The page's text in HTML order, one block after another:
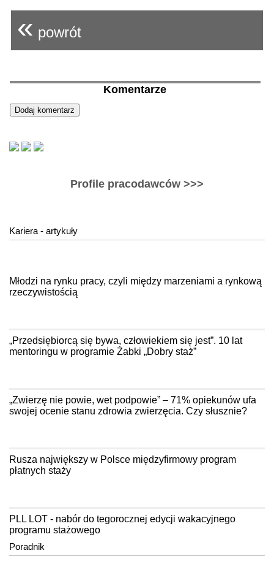
« powrót
Komentarze
Profile pracodawców >>>
Kariera - artykuły
Młodzi na rynku pracy, czyli między marzeniami a rynkową
rzeczywistością
„Przedsiębiorcą się bywa, człowiekiem się jest”. 10 lat
mentoringu w programie Żabki „Dobry staż”
„Zwierzę nie powie, wet podpowie” – 71% opiekunów ufa
swojej ocenie stanu zdrowia zwierzęcia. Czy słusznie?
Rusza największy w Polsce międzyfirmowy program
płatnych staży
PLL LOT - nabór do tegorocznej edycji wakacyjnego
programu stażowego
Poradnik